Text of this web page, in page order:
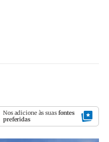
Nos adicione às suas fontes
preferidas